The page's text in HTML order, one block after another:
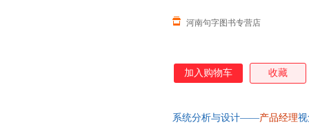
河南句字图书专营店
加入购物车 收藏
系统分析与设计——产品经理